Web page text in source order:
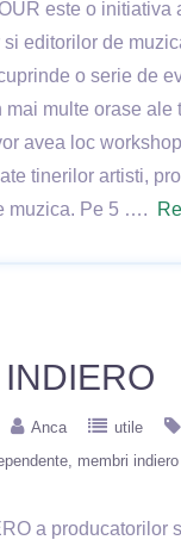
este o initiativa
editorilor de
o serie de
multe orase ale
avea loc
tinerilor artisti,
muzica. Pe 5 ….
Anca utile
membri indiero
a producatorilor